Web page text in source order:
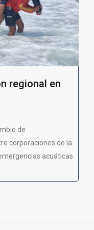
regional en
de
corporaciones de la
acuáticas